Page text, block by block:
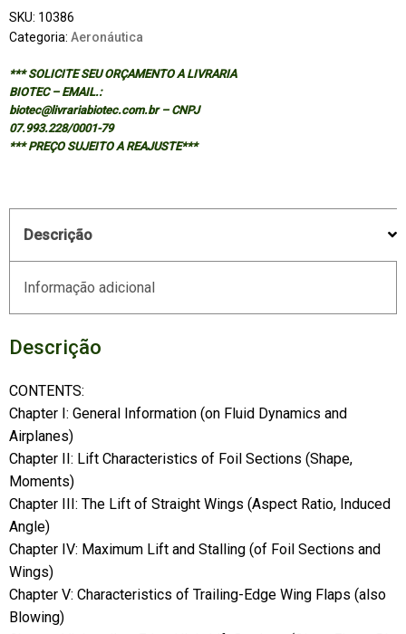
SKU: 10386
Categoria: Aeronáutica
*** SOLICITE SEU ORÇAMENTO A LIVRARIA
BIOTEC – EMAIL.:
biotec@livrariabiotec.com.br – CNPJ
07.993.228/0001-79
*** PREÇO SUJEITO A REAJUSTE***
Descrição
Informação adicional
Descrição
CONTENTS:
Chapter I: General Information (on Fluid Dynamics and
Airplanes)
Chapter II: Lift Characteristics of Foil Sections (Shape,
Moments)
Chapter III: The Lift of Straight Wings (Aspect Ratio, Induced
Angle)
Chapter IV: Maximum Lift and Stalling (of Foil Sections and
Wings)
Chapter V: Characteristics of Trailing-Edge Wing Flaps (also
Blowing)